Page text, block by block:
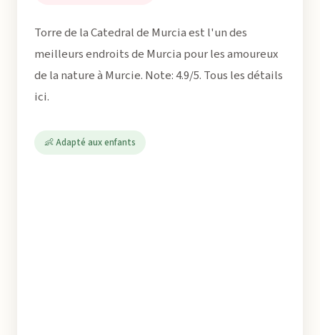
Torre de la Catedral de Murcia est l'un des
meilleurs endroits de Murcia pour les amoureux
de la nature à Murcie. Note: 4.9/5. Tous les détails
ici.
👶 Adapté aux enfants